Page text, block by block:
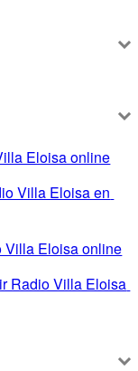
Eloisa online
Villa Eloisa en
Villa Eloisa online
Radio Villa Eloisa